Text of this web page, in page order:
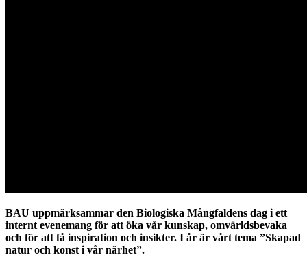
BAU uppmärksammar den Biologiska Mångfaldens dag i ett
internt evenemang för att öka vår kunskap, omvärldsbevaka
och för att få inspiration och insikter. I år är vårt tema ”Skapad
natur och konst i vår närhet”.